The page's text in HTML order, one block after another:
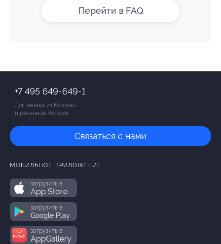
Перейти в FAQ
+7 495 649-649-1
Для звонка из Москвы
и регионов России
Связаться с нами
МОБИЛЬНОЕ ПРИЛОЖЕНИЕ
загрузить в
App Store
загрузить в
Google Play
загрузить в
AppGallery